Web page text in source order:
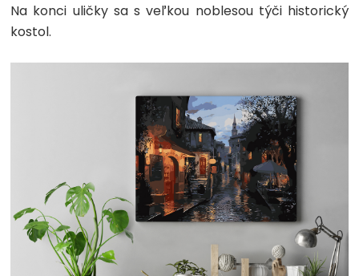
Na konci uličky sa s veľkou noblesou týči historický
kostol.